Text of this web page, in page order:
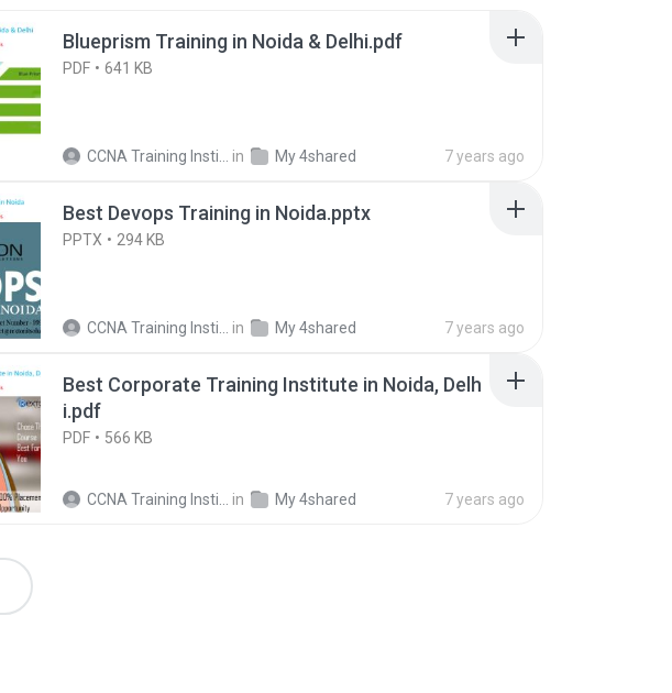
Blueprism Training in Noida & Delhi.pdf
PDF 641 KB
CCNA Training Institute In Noida R. in My 4shared 7 years ago
Best Devops Training in Noida.pptx
PPTX 294 KB
CCNA Training Institute In Noida R. in My 4shared 7 years ago
Best Corporate Training Institute in Noida, Delh
i.pdf
PDF 566 KB
CCNA Training Institute In Noida R. in My 4shared 7 years ago